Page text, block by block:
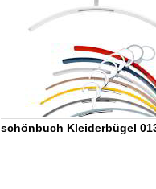
schönbuch Kleiderbügel